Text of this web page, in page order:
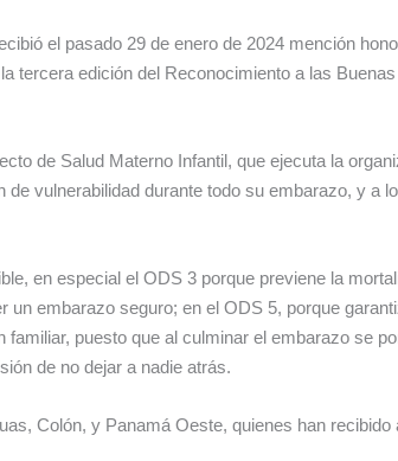
el pasado 29 de enero de 2024 mención
tercera edición del Reconocimiento a las
de Salud Materno Infantil, que ejecuta la
vulnerabilidad durante todo su embarazo, y a
en especial el ODS 3 porque previene la
embarazo seguro; en el ODS 5, porque
puesto que al culminar el embarazo se
de no dejar a nadie atrás.
Colón, y Panamá Oeste, quienes han